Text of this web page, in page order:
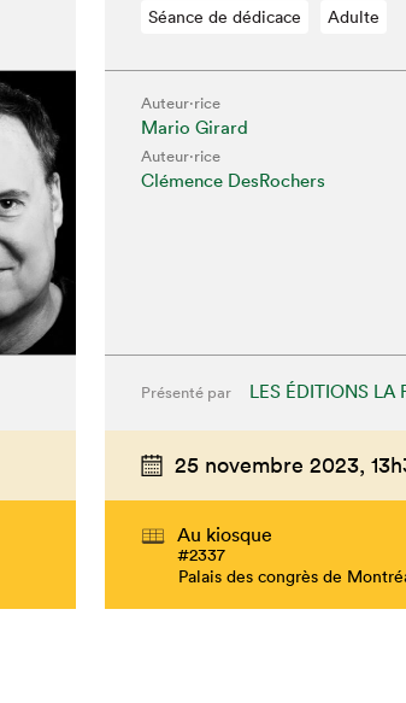
Séance de dédicace Adulte
Auteur·rice
Mario Girard
Auteur·rice
Clémence DesRochers
Présenté par LES ÉDITIONS LA
25 novembre 2023,
Au kiosque
#2337
Palais des congrès de